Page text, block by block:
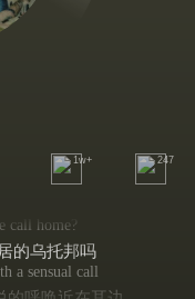
1w+ 247
call home?
的乌托邦吗
a sensual call